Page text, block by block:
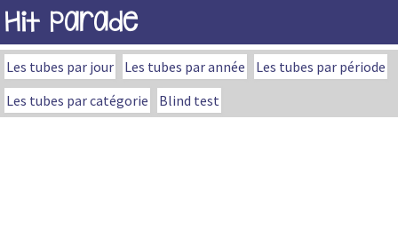
Hit Parade
Les tubes par jour Les tubes par année
Les tubes par période
Les tubes par catégorie
Blind test